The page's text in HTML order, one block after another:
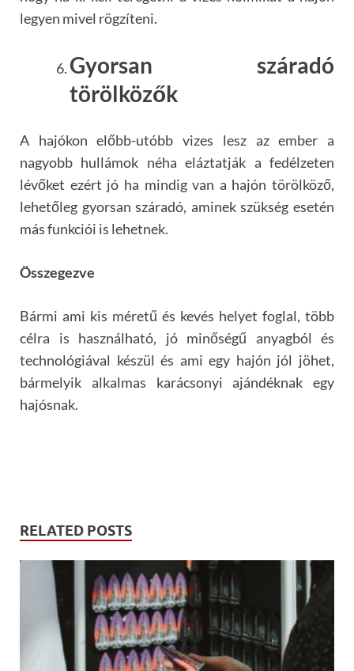
legyen mivel rögzíteni.
Gyorsan száradó
törölközők
A hajókon előbb-utóbb vizes lesz az ember a
nagyobb hullámok néha eláztatják a fedélzeten
lévőket ezért jó ha mindig van a hajón törölköző,
lehetőleg gyorsan száradó, aminek szükség esetén
más funkciói is lehetnek.
Összegezve
Bármi ami kis méretű és kevés helyet foglal, több
célra is használható, jó minőségű anyagból és
technológiával készül és ami egy hajón jól jöhet,
bármelyik alkalmas karácsonyi ajándéknak egy
hajósnak.
RELATED POSTS